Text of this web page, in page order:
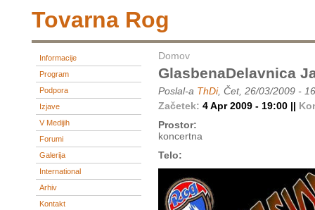
Tovarna Rog
Informacije
Program
Podpora
Izjave
V Medijih
Forumi
Galerija
International
Arhiv
Kontakt
Domov
GlasbenaDelavnica
Poslal-a ThDi, Čet, 26/03/2009 -
Začetek: 4 Apr 2009 - 19:00 ||
Prostor:
koncertna
Telo: